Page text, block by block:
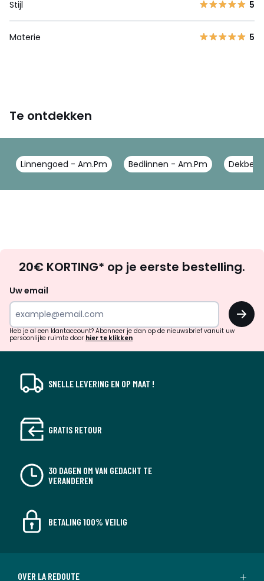
Stijl 5
Materie 5
Te ontdekken
Linnengoed - Am.Pm Bedlinnen - Am.Pm
zoek
inspiratie
verrassingen?
20€ KORTING* op je eerste bestelling.
Uw email
OK
Heb je al een klantaccount? Abonneer je dan op de nieuwsbrief vanuit uw
persoonlijke ruimte door hier te klikken
SNELLE LEVERING EN OP MAAT !
GRATIS RETOUR
30 DAGEN OM VAN GEDACHT TE
VERANDEREN
BETALING 100% VEILIG
OVER LA REDOUTE